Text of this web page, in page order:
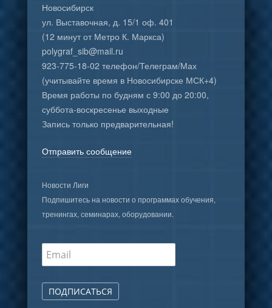
Новосибирск
ул. Выставочная, д. 15/1 оф. 401
(12 минут от Метро К. Маркса)
polygraf_sib@mail.ru
923-775-18-02 телефон/Телеграм/Мах
(учитывайте время в Новосибирске МСК+4)
Время работы по будням с 9:00 до 20:00,
суббота-воскресенье выходные
Запись только предварительная!
Отправить сообщение
Новости Лиги
Подпишитесь на новости о программах обучения,
тренингах, семинарах, оборудовании.
ПОДПИСАТЬСЯ